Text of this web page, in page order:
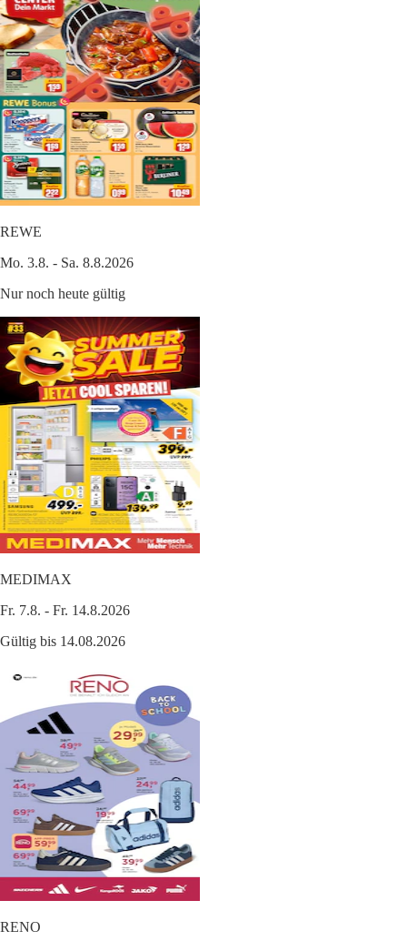
REWE
Mo. 3.8. - Sa. 8.8.2026
Nur noch heute gültig
MEDIMAX
Fr. 7.8. - Fr. 14.8.2026
Gültig bis 14.08.2026
RENO